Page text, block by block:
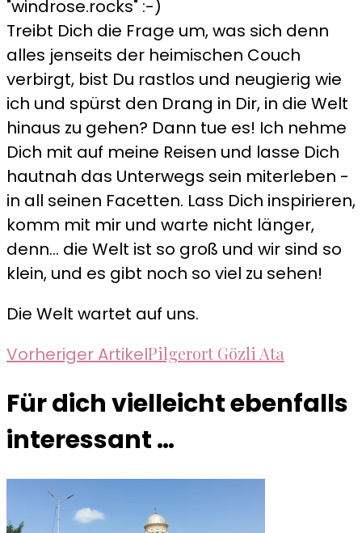
"windrose.rocks" :-)
Treibt Dich die Frage um, was sich denn
alles jenseits der heimischen Couch
verbirgt, bist Du rastlos und neugierig wie
ich und spürst den Drang in Dir, in die Welt
hinaus zu gehen? Dann tue es! Ich nehme
Dich mit auf meine Reisen und lasse Dich
hautnah das Unterwegs sein miterleben -
in all seinen Facetten. Lass Dich inspirieren,
komm mit mir und warte nicht länger,
denn... die Welt ist so groß und wir sind so
klein, und es gibt noch so viel zu sehen!
Die Welt wartet auf uns.
Beitragsnavigation
Vorheriger ArtikelPilgerort Gözli Ata
Für dich vielleicht ebenfalls
interessant …